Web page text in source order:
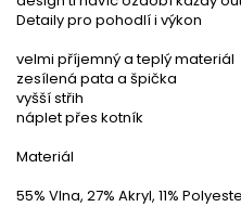
Detaily pro pohodlí i výkon
velmi příjemný a teplý materiál
zesílená pata a špička
vyšší střih
náplet přes kotník
Materiál
55% Vlna, 27% Akryl, 11%